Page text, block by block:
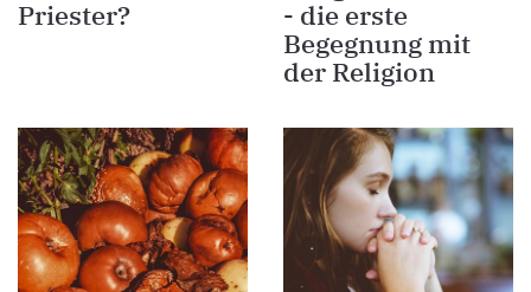
Priester?
- die erste
Begegnung mit
der Religion